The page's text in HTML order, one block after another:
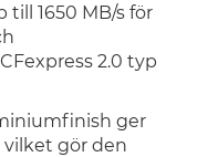
1650 MB/s för
2.0 typ
ger
gör den